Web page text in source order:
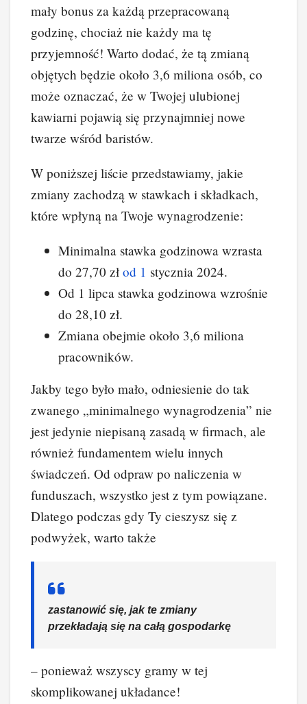
mały bonus za każdą przepracowaną
godzinę, chociaż nie każdy ma tę
przyjemność! Warto dodać, że tą zmianą
objętych będzie około 3,6 miliona osób, co
może oznaczać, że w Twojej ulubionej
kawiarni pojawią się przynajmniej nowe
twarze wśród baristów.
W poniższej liście przedstawiamy, jakie
zmiany zachodzą w stawkach i składkach,
które wpłyną na Twoje wynagrodzenie:
Minimalna stawka godzinowa wzrasta
do 27,70 zł od 1 stycznia 2024.
Od 1 lipca stawka godzinowa wzrośnie
do 28,10 zł.
Zmiana obejmie około 3,6 miliona
pracowników.
Jakby tego było mało, odniesienie do tak
zwanego „minimalnego wynagrodzenia” nie
jest jedynie niepisaną zasadą w firmach, ale
również fundamentem wielu innych
świadczeń. Od odpraw po naliczenia w
funduszach, wszystko jest z tym powiązane.
Dlatego podczas gdy Ty cieszysz się z
podwyżek, warto także
zastanowić się, jak te zmiany
przekładają się na całą gospodarkę
– ponieważ wszyscy gramy w tej
skomplikowanej układance!